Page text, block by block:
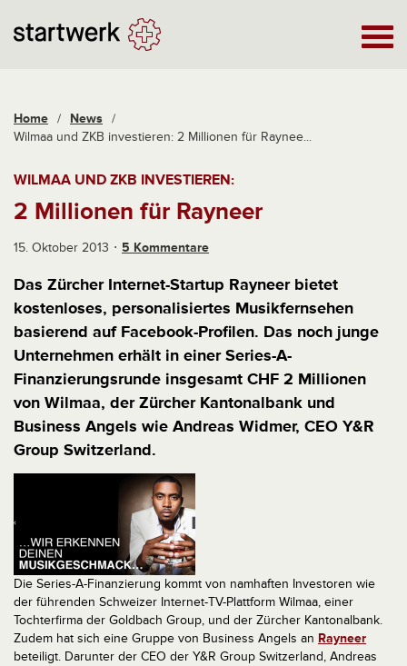
Home / News /
Wilmaa und ZKB investieren: 2 Millionen für Raynee...
WILMAA UND ZKB INVESTIEREN:
2 Millionen für Rayneer
15. Oktober 2013 5 Kommentare
Das Zürcher Internet-Startup Rayneer bietet
kostenloses, personalisiertes Musikfernsehen
basierend auf Facebook-Profilen. Das noch junge
Unternehmen erhält in einer Series-A-
Finanzierungsrunde insgesamt CHF 2 Millionen
von Wilmaa, der Zürcher Kantonalbank und
Business Angels wie Andreas Widmer, CEO Y&R
Group Switzerland.
Die Series-A-Finanzierung kommt von namhaften Investoren wie
der führenden Schweizer Internet-TV-Plattform Wilmaa, einer
Tochterfirma der Goldbach Group, und der Zürcher Kantonalbank.
Zudem hat sich eine Gruppe von Business Angels an Rayneer
beteiligt. Darunter der CEO der Y&R Group Switzerland, Andreas